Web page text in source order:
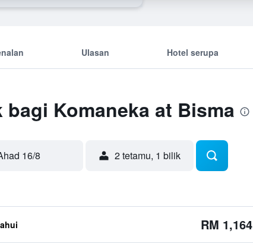
Ulasan Hotel serupa
bagi Komaneka at Bisma
16/8 2 tetamu, 1 bilik
RM 1,164